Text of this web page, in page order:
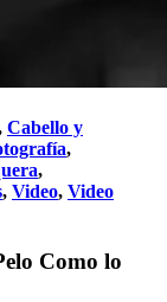
Cabello y
,
,
, Video, Video
Como lo